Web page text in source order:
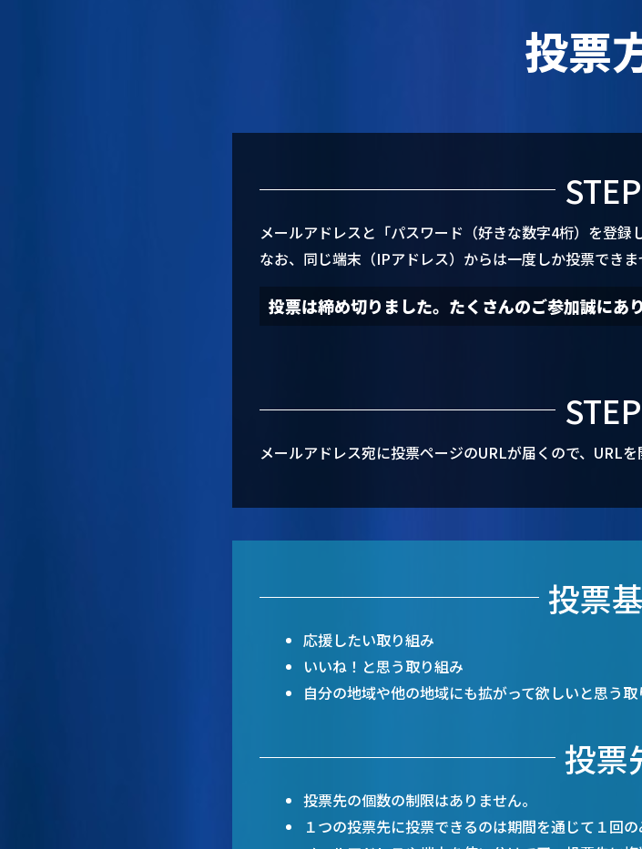
投票
メールアドレスと「パスワード（好きな数字4桁）を登録
なお、同じ端末（IPアドレス）からは一度しか投票できま
投票は締め切りました。たくさんのご参加誠にあ
メールアドレス宛に投票ページのURLが届くので、URL
投票
応援したい取り組み
いいね！と思う取り組み
⾃分の地域や他の地域にも拡がって欲しいと思う取
投票
投票先の個数の制限はありません。
１つの投票先に投票できるのは期間を通じて１回の